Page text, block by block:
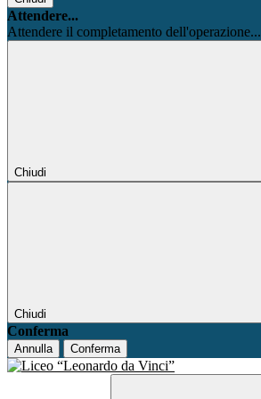
Attendere...
Attendere il completamento dell'operazione...
Chiudi
Chiudi
Conferma
Annulla Conferma